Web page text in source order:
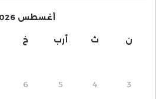
أغسطس 2026
ن ث أرب خ
3
4
5
6